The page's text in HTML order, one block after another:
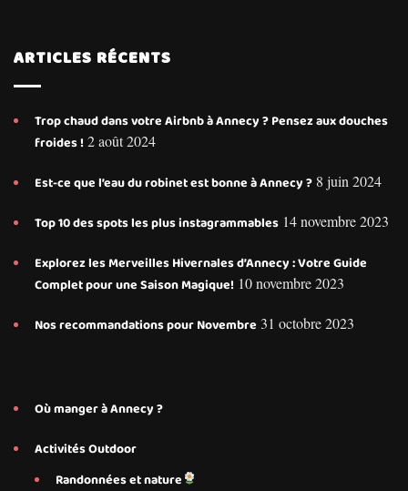
ARTICLES RÉCENTS
Trop chaud dans votre Airbnb à Annecy ? Pensez aux douches
froides ! 2 août 2024
Est-ce que l’eau du robinet est bonne à Annecy ? 8 juin 2024
Top 10 des spots les plus instagrammables 14 novembre 2023
Explorez les Merveilles Hivernales d’Annecy : Votre Guide
Complet pour une Saison Magique! 10 novembre 2023
Nos recommandations pour Novembre 31 octobre 2023
Où manger à Annecy ?
Activités Outdoor
Randonnées et nature